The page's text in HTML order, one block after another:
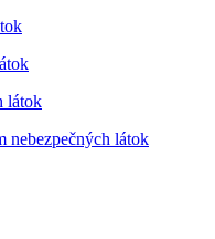
látok
nebezpečných látok